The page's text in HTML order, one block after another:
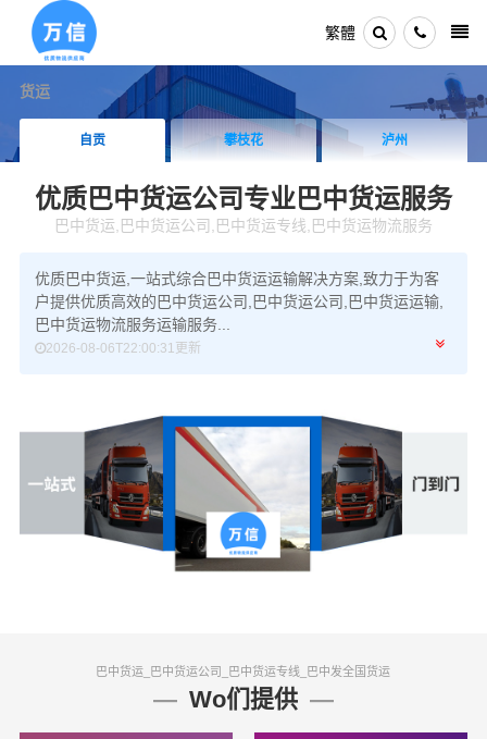
繁體
货运
攀枝花 泸州 德阳
优质巴中货运公司专业巴中货运服务
巴中货运,巴中货运公司,巴中货运专线,巴中货运物流服务
优质巴中货运,一站式综合巴中货运运输解决方案,致力于为客
户提供优质高效的巴中货运公司,巴中货运公司,巴中货运运输,
巴中货运物流服务运输服务...
2026-08-06T22:00:31更新
巴中货运_巴中货运公司_巴中货运专线_巴中发全国货运
Wo们提供